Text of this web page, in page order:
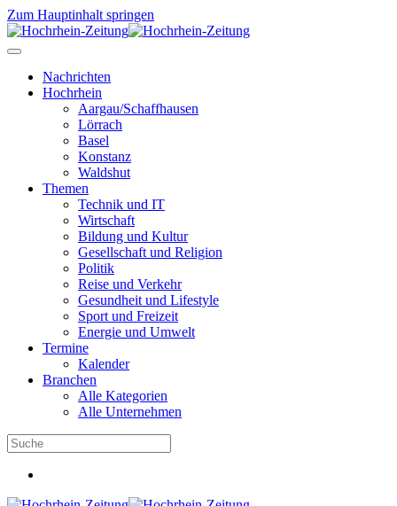
Zum Hauptinhalt springen
Nachrichten
Hochrhein
Aargau/Schaffhausen
Lörrach
Basel
Konstanz
Waldshut
Themen
Technik und IT
Wirtschaft
Bildung und Kultur
Gesellschaft und Religion
Politik
Reise und Verkehr
Gesundheit und Lifestyle
Sport und Freizeit
Energie und Umwelt
Termine
Kalender
Branchen
Alle Kategorien
Alle Unternehmen